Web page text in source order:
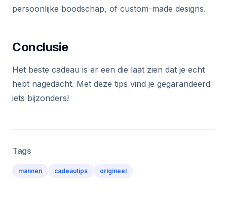
persoonlijke boodschap, of custom-made designs.
Conclusie
Het beste cadeau is er een die laat zien dat je echt
hebt nagedacht. Met deze tips vind je gegarandeerd
iets bijzonders!
Tags
mannen cadeautips origineel